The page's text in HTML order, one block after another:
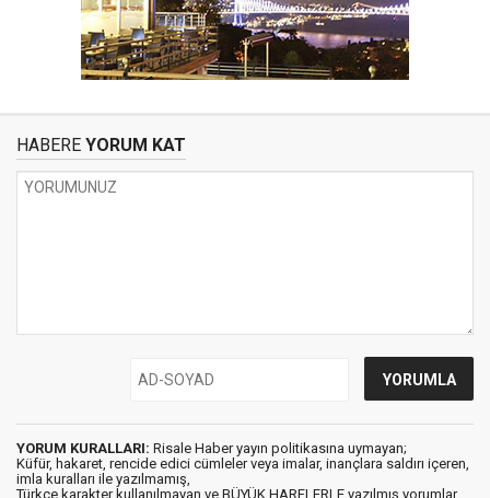
HABERE YORUM KAT
YORUM KURALLARI: Risale Haber yayın politikasına uymayan;
Küfür, hakaret, rencide edici cümleler veya imalar, inançlara saldırı içeren,
imla kuralları ile yazılmamış,
Türkçe karakter kullanılmayan ve BÜYÜK HARFLERLE yazılmış yorumlar